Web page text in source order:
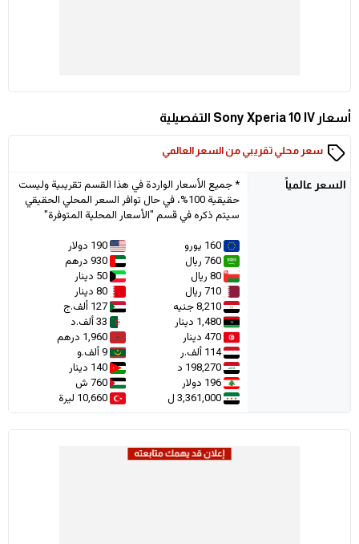
أسعار Sony Xperia 10 IV التفصيلية
سعر محلي تقريبي من السعر العالمي
السعر عالمياً
* جميع الأسعار الواردة في هذا القسم تقريبية وليست
حقيقية 100%، في حال توافر السعر المحلي الحقيقي
سيتم ذكره في قسم "الأسعار المحلية المتوفرة"
160 يورو
190 دولار
760 ريال
930 درهم
80 ريال
50 دينار
710 ريال
80 دينار
8,210 جنيه
127 ألف.ج
1,480 دينار
33 ألف.د
470 دينار
1,960 درهم
114 ألف.ر
9 ألف.و
198,270 د
140 دينار
196 دولار
760 ش
3,361,000 ل
10,660 ليرة